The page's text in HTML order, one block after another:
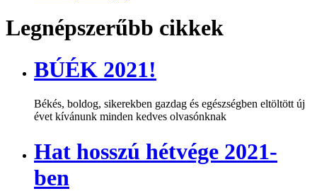
Legnépszerűbb cikkek
BÚÉK 2021!
Békés, boldog, sikerekben gazdag és egészségben eltöltött új
évet kívánunk minden kedves olvasónknak
Hat hosszú hétvége 2021-
ben